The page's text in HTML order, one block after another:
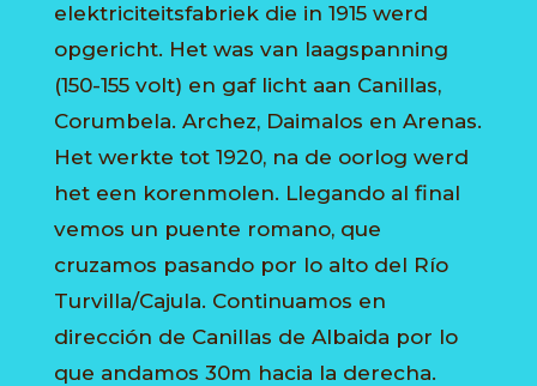
elektriciteitsfabriek die in 1915 werd
opgericht. Het was van laagspanning
(150-155 volt) en gaf licht aan Canillas,
Corumbela. Archez, Daimalos en Arenas.
Het werkte tot 1920, na de oorlog werd
het een korenmolen. Llegando al final
vemos un puente romano, que
cruzamos pasando por lo alto del Río
Turvilla/Cajula. Continuamos en
dirección de Canillas de Albaida por lo
que andamos 30m hacia la derecha.